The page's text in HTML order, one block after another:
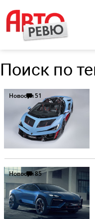
Поиск по
Новости51
Новости85